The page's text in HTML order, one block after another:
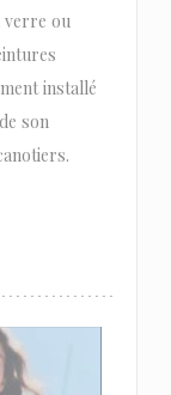
verre ou
installé
son
FINESTRA))